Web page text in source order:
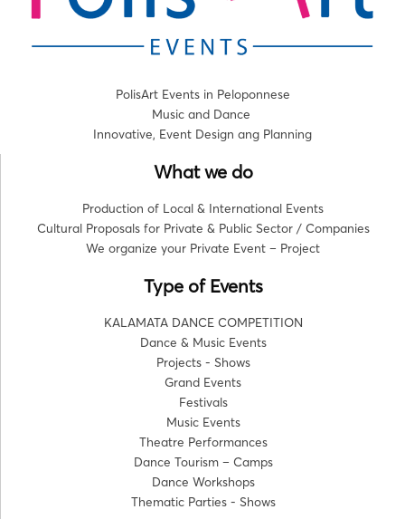
PolisArt Events in Peloponnese
Music and Dance
Innovative, Event Design ang Planning
What we do
Production of Local & International Events
Cultural Proposals for Private & Public Sector / Companies
We organize your Private Event – Project
Type of Events
KALAMATA DANCE COMPETITION
Dance & Music Events
Projects - Shows
Grand Events
Festivals
Music Events
Theatre Performances
Dance Tourism – Camps
Dance Workshops
Thematic Parties - Shows